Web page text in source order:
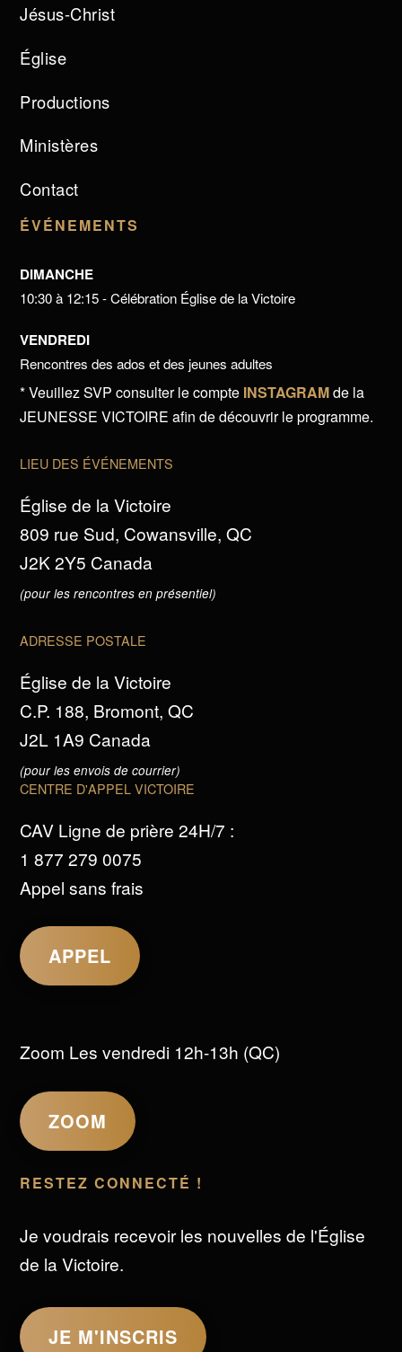
Jésus-Christ
Église
Productions
Ministères
Contact
ÉVÉNEMENTS
DIMANCHE
10:30 à 12:15 - Célébration Église de la Victoire
VENDREDI
Rencontres des ados et des jeunes adultes
* Veuillez SVP consulter le compte INSTAGRAMde la
JEUNESSE VICTOIRE afin de découvrir le programme.
LIEU DES ÉVÉNEMENTS
Église de la Victoire
809 rue Sud, Cowansville, QC
J2K 2Y5 Canada
(pour les rencontres en présentiel)
ADRESSE POSTALE
Église de la Victoire
C.P. 188, Bromont, QC
J2L 1A9 Canada
(pour les envois de courrier)
CENTRE D'APPEL VICTOIRE
CAV Ligne de prière 24H/7 :
1 877 279 0075
Appel sans frais
APPEL
Zoom Les vendredi 12h-13h (QC)
ZOOM
RESTEZ CONNECTÉ !
Je voudrais recevoir les nouvelles de l'Église
de la Victoire.
JE M'INSCRIS